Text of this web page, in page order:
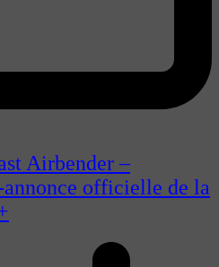
Airbender –
officielle de la